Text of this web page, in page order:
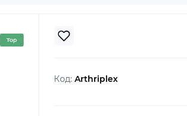
Top
Код: Arthriplex